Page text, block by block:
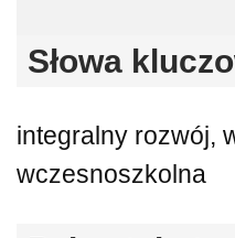
Słowa
integralny rozwój,
wczesnoszkolna